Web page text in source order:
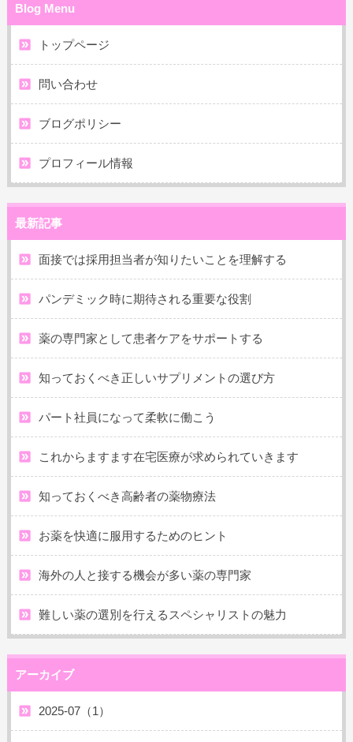
Blog Menu
トップページ
問い合わせ
ブログポリシー
プロフィール情報
最新記事
面接では採用担当者が知りたいことを理解する
パンデミック時に期待される重要な役割
薬の専門家として患者ケアをサポートする
知っておくべき正しいサプリメントの選び方
パート社員になって柔軟に働こう
これからますます在宅医療が求められていきます
知っておくべき高齢者の薬物療法
お薬を快適に服用するためのヒント
海外の人と接する機会が多い薬の専門家
難しい薬の選別を行えるスペシャリストの魅力
アーカイブ
2025-07（1）